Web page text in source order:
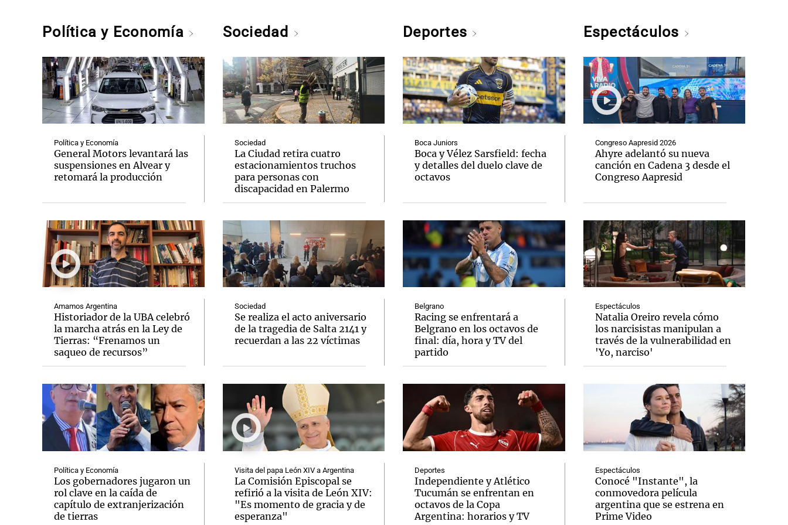
Política y Economía
Política y Economía
General Motors levantará las
suspensiones en Alvear y
retomará la producción
Amamos Argentina
Historiador de la UBA celebró
la marcha atrás en la Ley de
Tierras: “Frenamos un
saqueo de recursos”
Política y Economía
Los gobernadores jugaron un
rol clave en la caída de
capítulo de extranjerización
de tierras
Sociedad
Sociedad
La Ciudad retira cuatro
estacionamientos truchos
para personas con
discapacidad en Palermo
Sociedad
Se realiza el acto aniversario
de la tragedia de Salta 2141 y
recuerdan a las 22 víctimas
Visita del papa León XIV a Argentina
La Comisión Episcopal se
refirió a la visita de León XIV:
"Es momento de gracia y de
esperanza"
Deportes
Boca Juniors
Boca y Vélez Sarsfield: fecha
y detalles del duelo clave de
octavos
Belgrano
Racing se enfrentará a
Belgrano en los octavos de
final: día, hora y TV del
partido
Deportes
Independiente y Atlético
Tucumán se enfrentan en
octavos de la Copa
Argentina: horarios y TV
Espectáculos
Congreso Aapresid 2026
Ahyre adelantó su nueva
canción en Cadena 3 desde el
Congreso Aapresid
Espectáculos
Natalia Oreiro revela cómo
los narcisistas manipulan a
través de la vulnerabilidad en
'Yo, narciso'
Espectáculos
Conocé "Instante", la
conmovedora película
argentina que se estrena en
Prime Video
Notas Notas
El huracán de Arequito
Notas
Cadena 3 en Groenlandia
Notas